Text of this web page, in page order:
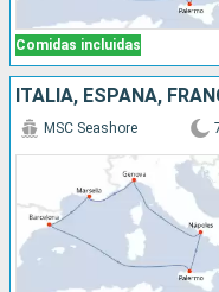
Comidas incluidas
ITALIA, ESPAÑA,
MSC Seashore